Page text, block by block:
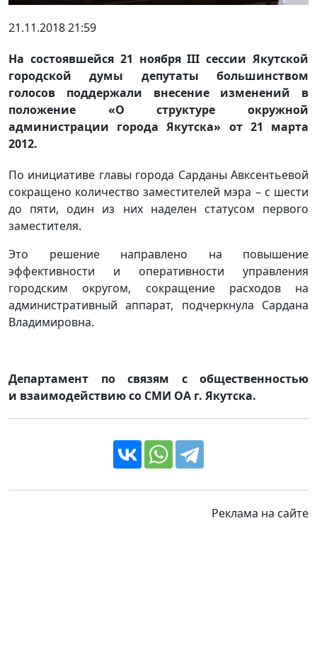
21.11.2018 21:59
На состоявшейся 21 ноября III сессии Якутской
городской думы депутаты большинством
голосов поддержали внесение изменений в
положение «О структуре окружной
администрации города Якутска» от 21 марта
2012.
По инициативе главы города Сарданы Авксентьевой
сокращено количество заместителей мэра – с шести
до пяти, один из них наделен статусом первого
заместителя.
Это решение направлено на повышение
эффективности и оперативности управления
городским округом, сокращение расходов на
административный аппарат, подчеркнула Сардана
Владимировна.
Департамент по связям с общественностью
и взаимодействию со СМИ ОА г. Якутска.
Реклама на сайте